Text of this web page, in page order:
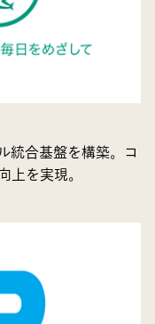
統合基盤を構築。コ
上を実現。